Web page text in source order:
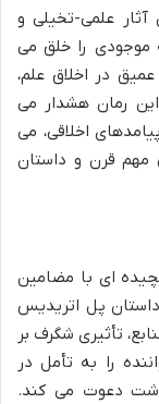
آثار علمی-تخیلی و
را خلق می
در اخلاق علم،
رمان هشدار می
اخلاقی، می
مهم قرن و داستان
ای با مضامین
پل اتریدیس
تأثیری شگرف بر
را به تأمل در
دعوت می کند.